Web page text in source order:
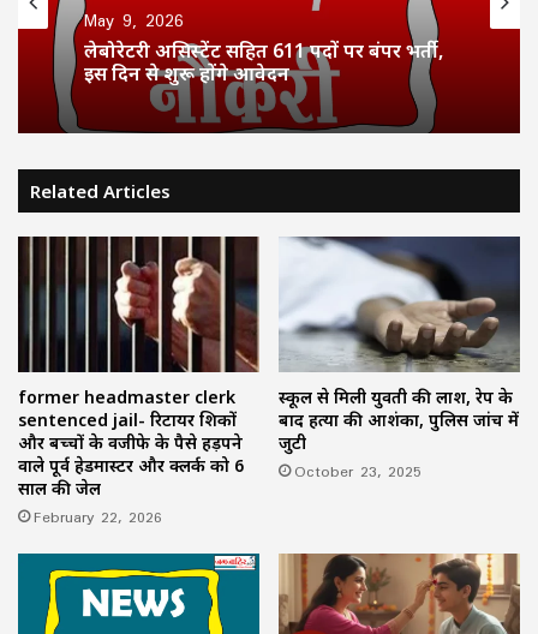
May 9, 2026
लेबोरेटरी असिस्टेंट सहित 611 पदों पर बंपर भर्ती,
इस दिन से शुरू होंगे आवेदन
Related Articles
former headmaster clerk
sentenced jail- रिटायर शिक्षकों
और बच्चों के वजीफे के पैसे हड़पने
वाले पूर्व हेडमास्टर और क्लर्क को 6
साल की जेल
February 22, 2026
स्कूल से मिली युवती की लाश, रेप के
बाद हत्या की आशंका, पुलिस जांच में
जुटी
October 23, 2025